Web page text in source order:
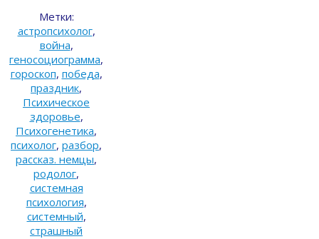
Метки:
астропсихолог,
война,
геносоциограмма,
гороскоп, победа,
праздник,
Психическое
здоровье,
Психогенетика,
психолог, разбор,
рассказ. немцы,
родолог,
системная
психология,
системный,
страшный